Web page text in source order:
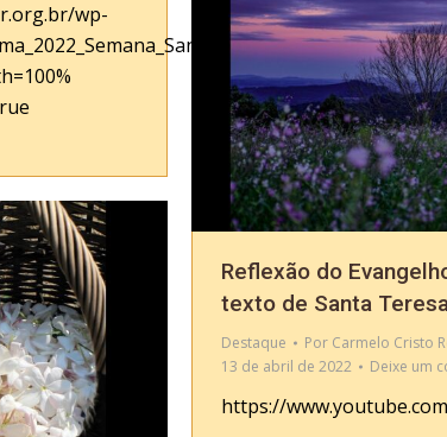
wp-
Reflexão do
texto de Santa
Destaque Por Carmelo Cristo
13 de abril de 2022
Deixe um
https://